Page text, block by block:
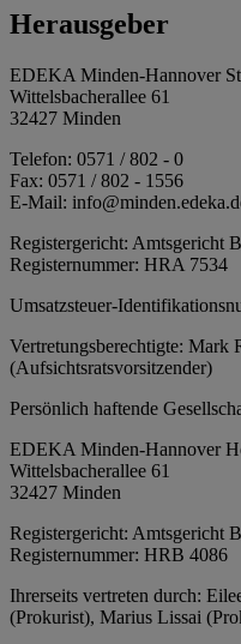
Herausgeber
EDEKA Minden-Hannover
Wittelsbacherallee 61
32427 Minden
Telefon: 0571 / 802 - 0
Fax: 0571 / 802 - 1556
E-Mail:
Registergericht: Amtsgericht
Registernummer: HRA 7534
Umsatzsteuer-
Vertretungsberechtigte: Mark
(Aufsichtsratsvorsitzender)
Persönlich haftende
EDEKA Minden-Hannover
Wittelsbacherallee 61
32427 Minden
Registergericht: Amtsgericht
Registernummer: HRB 4086
Ihrerseits vertreten durch:
(Prokurist), Marius Lissai